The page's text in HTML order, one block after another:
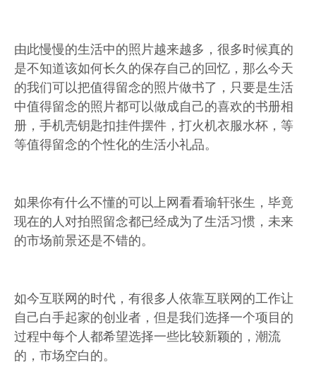
由此慢慢的生活中的照片越来越多，很多时候真的
是不知道该如何长久的保存自己的回忆，那么今天
的我们可以把值得留念的照片做书了，只要是生活
中值得留念的照片都可以做成自己的喜欢的书册相
册，手机壳钥匙扣挂件摆件，打火机衣服水杯，等
等值得留念的个性化的生活小礼品。
如果你有什么不懂的可以上网看看瑜轩张生，毕竟
现在的人对拍照留念都已经成为了生活习惯，未来
的市场前景还是不错的。
如今互联网的时代，有很多人依靠互联网的工作让
自己白手起家的创业者，但是我们选择一个项目的
过程中每个人都希望选择一些比较新颖的，潮流
的，市场空白的。